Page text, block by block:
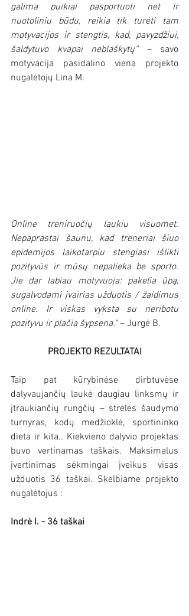
galima puikiai pasportuoti net ir
nuotoliniu būdu, reikia tik turėti tam
motyvacijos ir stengtis, kad, pavyzdžiui,
šaldytuvo kvapai neblaškytų“ – savo
motyvacija pasidalino viena projekto
nugalėtojų Lina M.
Online treniruočių laukiu visuomet.
Nepaprastai šaunu, kad treneriai šiuo
epidemijos laikotarpiu stengiasi išlikti
pozityvūs ir mūsų nepalieka be sporto.
Jie dar labiau motyvuoja: pakelia ūpą,
sugalvodami įvairias užduotis / žaidimus
online. Ir viskas vyksta su neribotu
pozityvu ir plačia šypsena.“ – Jurgė B.
PROJEKTO REZULTATAI
Taip pat kūrybinėse dirbtuvėse
dalyvaujančių laukė daugiau linksmų ir
įtraukiančių rungčių – strėlės šaudymo
turnyras, kodų medžioklė, sportininko
dieta ir kita.. Kiekvieno dalyvio projektas
buvo vertinamas taškais. Maksimalus
įvertinimas sėkmingai įveikus visas
užduotis 36 taškai. Skelbiame projekto
nugalėtojus :
Indrė I. - 36 taškai